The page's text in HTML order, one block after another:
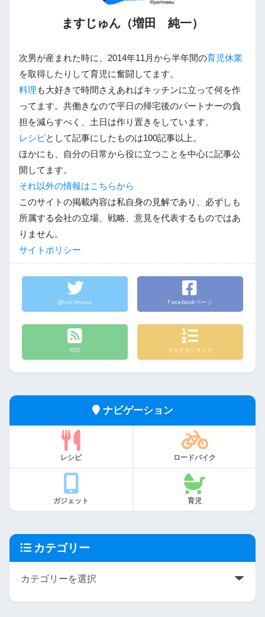
ますじゅん（増田 純一）
次男が産まれた時に、2014年11月から半年間の育児休業
を取得したりして育児に奮闘してます。
料理 も大好きで時間さえあればキッチンに立って何を作
ってます。共働きなので平日の帰宅後のパートナーの負
担を減らすべく、土日は作り置きをしています。
レシピとして記事にしたものは100記事以上。
ほかにも、自分の日常から役に立つことを中心に記事公
開してます。
それ以外の情報はこちらから
このサイトの掲載内容は私自身の見解であり、必ずしも
所属する会社の立場、戦略、意見を代表するものではあ
りません。
サイトポリシー
@jun1masu Facebookページ
RSS ブログランキング
ナビゲーション
レシピ ロードバイク
ガジェット 育児
カテゴリー